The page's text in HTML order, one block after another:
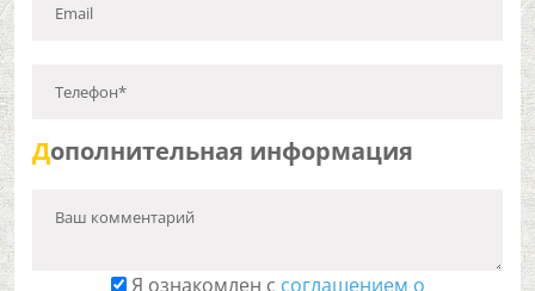
Email
Телефон*
Дополнительная информация
Ваш комментарий
Я ознакомлен с соглашением о